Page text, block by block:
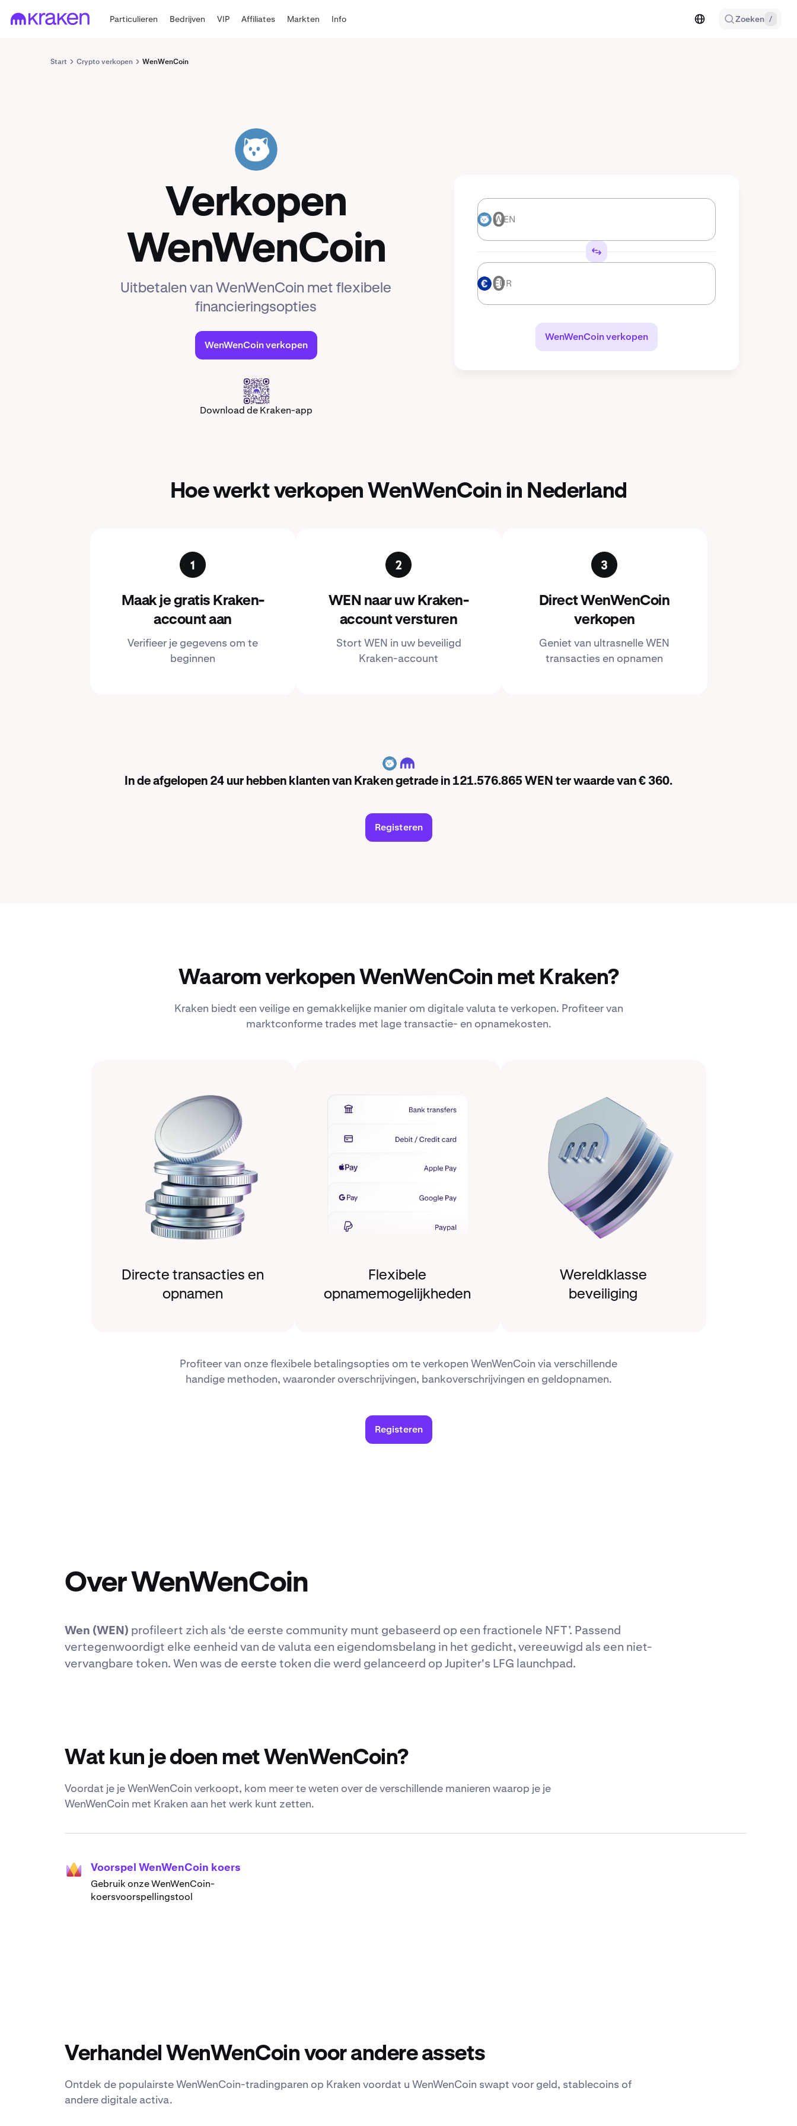
Particulieren Bedrijven VIP Affiliates Markten Info Zoeken /
Start Crypto verkopen WenWenCoin
WEN
Verkopen
WenWenCoin
Uitbetalen van WenWenCoin met flexibele
financieringsopties
WenWenCoin verkopen
Download de Kraken-app
WEN WEN
EUR EUR
WenWenCoin verkopen
Hoe werkt verkopen WenWenCoin in Nederland
Maak je gratis Kraken-
account aan
Verifieer je gegevens om te
beginnen
WEN naar uw Kraken-
account versturen
Stort WEN in uw beveiligd
Kraken-account
Direct WenWenCoin
verkopen
Geniet van ultrasnelle WEN
transacties en opnamen
WEN
In de afgelopen 24 uur hebben klanten van Kraken getrade in 121.576.865 WEN ter waarde van € 360.
Registeren
Waarom verkopen WenWenCoin met Kraken?
Kraken biedt een veilige en gemakkelijke manier om digitale valuta te verkopen. Profiteer van
marktconforme trades met lage transactie- en opnamekosten.
Directe transacties en
opnamen
Flexibele
opnamemogelijkheden
Wereldklasse
beveiliging
Profiteer van onze flexibele betalingsopties om te verkopen WenWenCoin via verschillende
handige methoden, waaronder overschrijvingen, bankoverschrijvingen en geldopnamen.
Registeren
Over WenWenCoin
Wen (WEN) profileert zich als ‘de eerste community munt gebaseerd op een fractionele NFT’. Passend
vertegenwoordigt elke eenheid van de valuta een eigendomsbelang in het gedicht, vereeuwigd als een niet-
vervangbare token. Wen was de eerste token die werd gelanceerd op Jupiter's LFG launchpad.
Wat kun je doen met WenWenCoin?
Voordat je je WenWenCoin verkoopt, kom meer te weten over de verschillende manieren waarop je je
WenWenCoin met Kraken aan het werk kunt zetten.
Voorspel WenWenCoin koers
Gebruik onze WenWenCoin-
koersvoorspellingstool
Verhandel WenWenCoin voor andere assets
Ontdek de populairste WenWenCoin-tradingparen op Kraken voordat u WenWenCoin swapt voor geld, stablecoins of
andere digitale activa.